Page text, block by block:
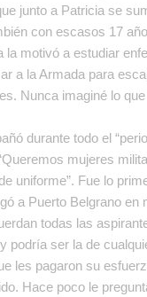
junto a Patricia se
con escasos 17
la motivó a estudiar
a la Armada para
Nunca imaginé lo
durante todo el
mujeres
uniforme”. Fue lo
a Puerto Belgrano en
todas las
podría ser la de
les pagaron su
Hace poco le